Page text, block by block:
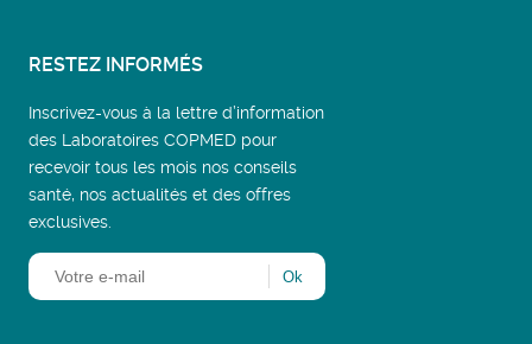
RESTEZ INFORMÉS
Inscrivez-vous à la lettre d’information
des Laboratoires COPMED pour
recevoir tous les mois nos conseils
santé, nos actualités et des offres
exclusives.